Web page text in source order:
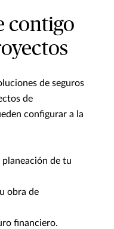
contigo
de seguros
de
configurar a la
de tu
obra de
financiero.